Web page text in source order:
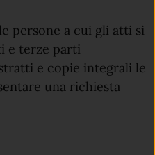
persone a cui gli atti si
e terze parti
e copie integrali le
una richiesta